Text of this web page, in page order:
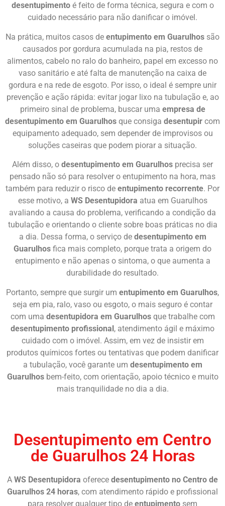
desentupimentoé feito de forma técnica, segura e com o
cuidado necessário para não danificar o imóvel.
Na prática, muitos casos de entupimento em Guarulhos são
causados por gordura acumulada na pia, restos de
alimentos, cabelo no ralo do banheiro, papel em excesso no
vaso sanitário e até falta de manutenção na caixa de
gordura e na rede de esgoto. Por isso, o ideal é sempre unir
prevenção e ação rápida: evitar jogar lixo na tubulação e, ao
primeiro sinal de problema, buscar uma empresa de
desentupimento em Guarulhos que consiga desentupir com
equipamento adequado, sem depender de improvisos ou
soluções caseiras que podem piorar a situação.
Além disso, o desentupimento em Guarulhos precisa ser
pensado não só para resolver o entupimento na hora, mas
também para reduzir o risco de entupimento recorrente. Por
esse motivo, a WS Desentupidora atua em Guarulhos
avaliando a causa do problema, verificando a condição da
tubulação e orientando o cliente sobre boas práticas no dia
a dia. Dessa forma, o serviço de desentupimento em
Guarulhos fica mais completo, porque trata a origem do
entupimento e não apenas o sintoma, o que aumenta a
durabilidade do resultado.
Portanto, sempre que surgir um entupimento em Guarulhos,
seja em pia, ralo, vaso ou esgoto, o mais seguro é contar
com uma desentupidora em Guarulhosque trabalhe com
desentupimento profissional, atendimento ágil e máximo
cuidado com o imóvel. Assim, em vez de insistir em
produtos químicos fortes ou tentativas que podem danificar
a tubulação, você garante um desentupimento em
Guarulhosbem-feito, com orientação, apoio técnico e muito
mais tranquilidade no dia a dia.
Desentupimento em Centro
de Guarulhos 24 Horas
A WS Desentupidora oferece desentupimento no Centro de
Guarulhos 24 horas, com atendimento rápido e profissional
para resolver qualquer tipo de entupimento sem